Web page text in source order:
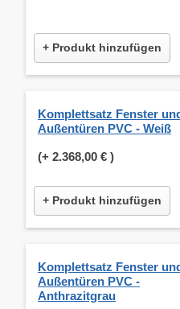
+ Produkt hinzufügen
Komplettsatz Fenster
Außentüren PVC - Weiß
(+ 2.368,00 € )
+ Produkt hinzufügen
Komplettsatz Fenster
Außentüren PVC -
Anthrazitgrau